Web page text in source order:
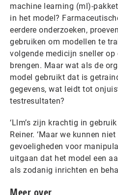
machine learning (ml)-
in het model?
eerdere onderzoeken,
gebruiken om modellen te
volgende medicijn sneller op
brengen. Maar wat als de
model gebruikt dat is
gegevens, wat leidt tot
testresultaten?
‘Llm’s zijn krachtig in
Reiner. ‘Maar we kunnen
gevoeligheden voor
uitgaan dat het model een
als zodanig inrichten en